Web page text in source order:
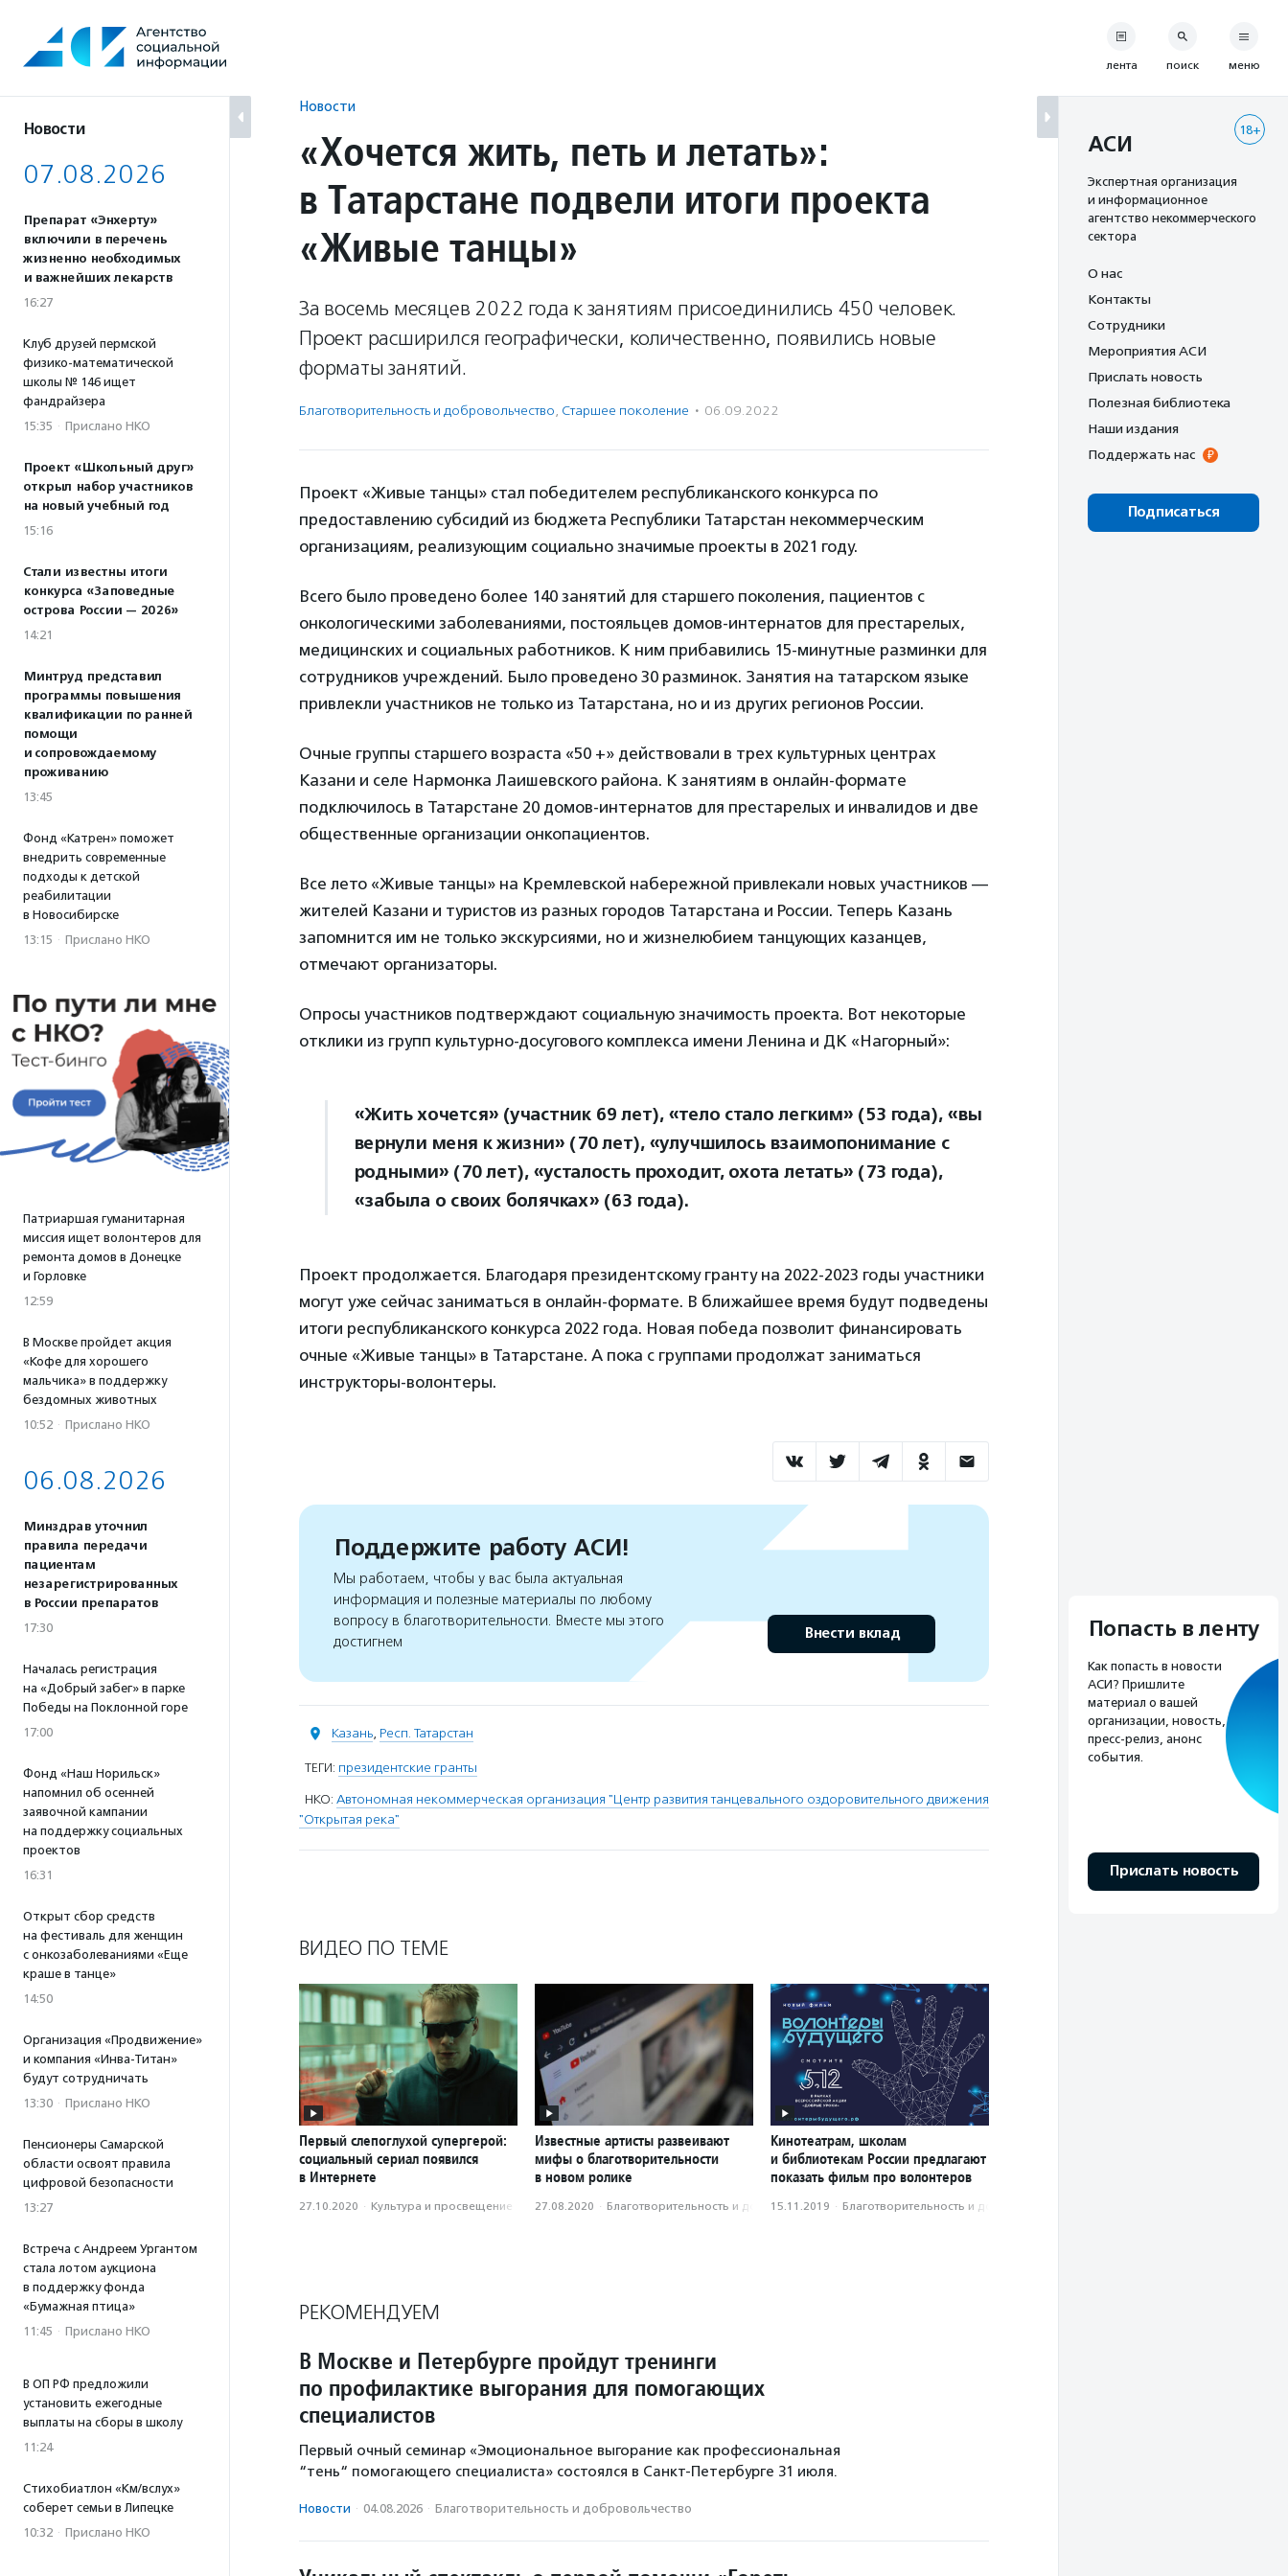
содержанию
Новости
07.08.2026
Препарат «Энхерту»
включили в перечень
жизненно необходимых
и важнейших лекарств
16:27
Клуб друзей пермской
физико-математической
школы № 146 ищет
фандрайзера
15:35 · Прислано НКО
Проект «Школьный друг»
открыл набор участников
на новый учебный год
15:16
Стали известны итоги
конкурса «Заповедные
острова России — 2026»
14:21
Минтруд представил
программы повышения
квалификации по ранней
помощи
и сопровождаемому
проживанию
13:45
Фонд «Катрен» поможет
внедрить современные
подходы к детской
реабилитации
в Новосибирске
13:15 · Прислано НКО
Патриаршая гуманитарная
миссия ищет волонтеров для
ремонта домов в Донецке
и Горловке
12:59
В Москве пройдет акция
«Кофе для хорошего
мальчика» в поддержку
бездомных животных
10:52 · Прислано НКО
06.08.2026
Минздрав уточнил
правила передачи
пациентам
незарегистрированных
в России препаратов
17:30
Началась регистрация
на «Добрый забег» в парке
Победы на Поклонной горе
17:00
Фонд «Наш Норильск»
напомнил об осенней
заявочной кампании
на поддержку социальных
проектов
16:31
Открыт сбор средств
на фестиваль для женщин
с онкозаболеваниями «Еще
краше в танце»
14:50
Организация «Продвижение»
и компания «Инва-Титан»
будут сотрудничать
13:30 · Прислано НКО
Пенсионеры Самарской
области освоят правила
цифровой безопасности
13:27
Встреча с Андреем Ургантом
стала лотом аукциона
в поддержку фонда
«Бумажная птица»
11:45 · Прислано НКО
В ОП РФ предложили
установить ежегодные
выплаты на сборы в школу
11:24
Стихобиатлон «Км/вслух»
соберет семьи в Липецке
10:32 · Прислано НКО
Новости
«Хочется жить, петь и летать»:
в Татарстане подвели итоги проекта
«Живые танцы»
За восемь месяцев 2022 года к занятиям присоединились 450 человек.
Проект расширился географически, количественно, появились новые
форматы занятий.
Благотвори­тель­ность и доброволь­чест­во, Старшее поколение · 06.09.2022
Проект «Живые танцы» стал победителем республиканского конкурса по
предоставлению субсидий из бюджета Республики Татарстан некоммерческим
организациям, реализующим социально значимые проекты в 2021 году.
Всего было проведено более 140 занятий для старшего поколения, пациентов с
онкологическими заболеваниями, постояльцев домов-интернатов для престарелых,
медицинских и социальных работников. К ним прибавились 15-минутные разминки для
сотрудников учреждений. Было проведено 30 разминок. Занятия на татарском языке
привлекли участников не только из Татарстана, но и из других регионов России.
Очные группы старшего возраста «50 +» действовали в трех культурных центрах
Казани и селе Нармонка Лаишевского района. К занятиям в онлайн-формате
подключилось в Татарстане 20 домов-интернатов для престарелых и инвалидов и две
общественные организации онкопациентов.
Все лето «Живые танцы» на Кремлевской набережной привлекали новых участников —
жителей Казани и туристов из разных городов Татарстана и России. Теперь Казань
запомнится им не только экскурсиями, но и жизнелюбием танцующих казанцев,
отмечают организаторы.
Опросы участников подтверждают социальную значимость проекта. Вот некоторые
отклики из групп культурно-досугового комплекса имени Ленина и ДК «Нагорный»:
«Жить хочется» (участник 69 лет), «тело стало легким» (53 года), «вы
вернули меня к жизни» (70 лет), «улучшилось взаимопонимание с
родными» (70 лет), «усталость проходит, охота летать» (73 года),
«забыла о своих болячках» (63 года).
Проект продолжается. Благодаря президентскому гранту на 2022-2023 годы участники
могут уже сейчас заниматься в онлайн-формате. В ближайшее время будут подведены
итоги республиканского конкурса 2022 года. Новая победа позволит финансировать
очные «Живые танцы» в Татарстане. А пока с группами продолжат заниматься
инструкторы-волонтеры.
Поддержите работу АСИ!
Мы работаем, чтобы у вас была актуальная
информация и полезные материалы по любому
вопросу в благотворительности. Вместе мы этого
достигнем
Внести вклад
Казань, Респ. Татарстан
ТЕГИ: президентские гранты
НКО: Автономная некоммерческая организация "Центр развития танцевального оздоровительного движения
"Открытая река"
ВИДЕО ПО ТЕМЕ
Первый слепоглухой супергерой:
социальный сериал появился
в Интернете
27.10.2020 · Культура и просвещение
Известные артисты развеивают
мифы о благотворительности
в новом ролике
27.08.2020 · Благотвори­тель­ность и доброволь­чест­во
Кинотеатрам, школам
и библиотекам России предлагают
показать фильм про волонтеров
15.11.2019 · Благотвори­тель­ность и доброволь­чест­во
РЕКОМЕНДУЕМ
В Москве и Петербурге пройдут тренинги
по профилактике выгорания для помогающих
специалистов
Первый очный семинар «Эмоциональное выгорание как профессиональная
“тень“ помогающего специалиста» состоялся в Санкт-Петербурге 31 июля.
Новости · 04.08.2026 · Благотвори­тель­ность и доброволь­чест­во
лента поиск меню
18+
АСИ
Экспертная организация
и информационное
агентство некоммерческого
сектора
О нас
Контакты
Сотрудники
Мероприятия АСИ
Прислать новость
Полезная библиотека
Наши издания
Поддержать нас
Подписаться
Попасть в ленту
Как попасть в новости
АСИ? Пришлите
материал о вашей
организации, новость,
пресс-релиз, анонс
события.
Прислать новость